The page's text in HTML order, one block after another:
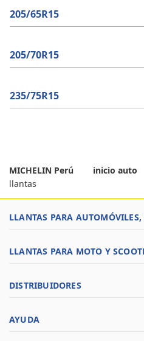
205/65R15
205/70R15
235/75R15
MICHELIN Perú inicio auto
llantas
LLANTAS PARA
LLANTAS PARA MOTO Y
DISTRIBUIDORES
AYUDA